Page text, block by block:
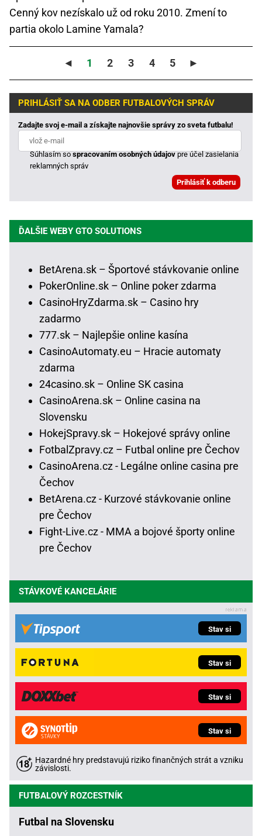
Cenný kov nezískalo už od roku 2010. Zmení to
partia okolo Lamine Yamala?
◄ 1 2 3 4 5 ►
PRIHLÁSIŤ SA NA ODBER FUTBALOVÝCH SPRÁV
Zadajte svoj e-mail a získajte najnovšie správy zo sveta futbalu!
Súhlasím sospracovaním osobných údajovpre účel zasielania
reklamných správ
ĎALŠIE WEBY GTO SOLUTIONS
BetArena.sk – Športové stávkovanie online
PokerOnline.sk – Online poker zdarma
CasinoHryZdarma.sk – Casino hry
zadarmo
777.sk – Najlepšie online kasína
CasinoAutomaty.eu – Hracie automaty
zdarma
24casino.sk – Online SK casina
CasinoArena.sk – Online casina na
Slovensku
HokejSpravy.sk – Hokejové správy online
FotbalZpravy.cz – Futbal online pre Čechov
CasinoArena.cz - Legálne online casina pre
Čechov
BetArena.cz - Kurzové stávkovanie online
pre Čechov
Fight-Live.cz - MMA a bojové športy online
pre Čechov
STÁVKOVÉ KANCELÁRIE
Stav si
Stav si
Stav si
Stav si
Hazardné hry predstavujú riziko finančných strát a vzniku
závislosti.
FUTBALOVÝ ROZCESTNÍK
Futbal na Slovensku